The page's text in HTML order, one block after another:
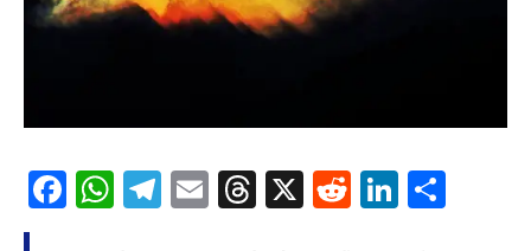
F W T E T X R Li